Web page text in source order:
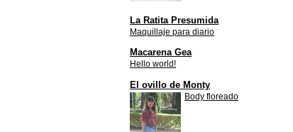
La Ratita Presumida
Maquillaje para diario
Macarena Gea
Hello world!
El ovillo de Monty
Body floreado